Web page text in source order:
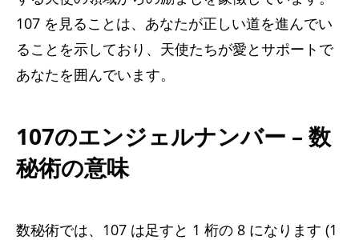
107 を見ることは、あなたが正しい道を進んでい
ることを示しており、天使たちが愛とサポートで
あなたを囲んでいます。
107のエンジェルナンバー – 数
秘術の意味
数秘術では、107 は足すと 1 桁の 8 になります (1